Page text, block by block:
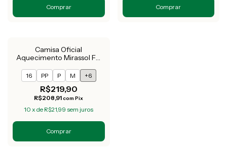
Comprar Comprar
Camisa Oficial
Aquecimento Mirassol FC
16 PP P M +6
R$219,90
R$208,91com Pix
10 xde R$21,99 sem juros
Comprar